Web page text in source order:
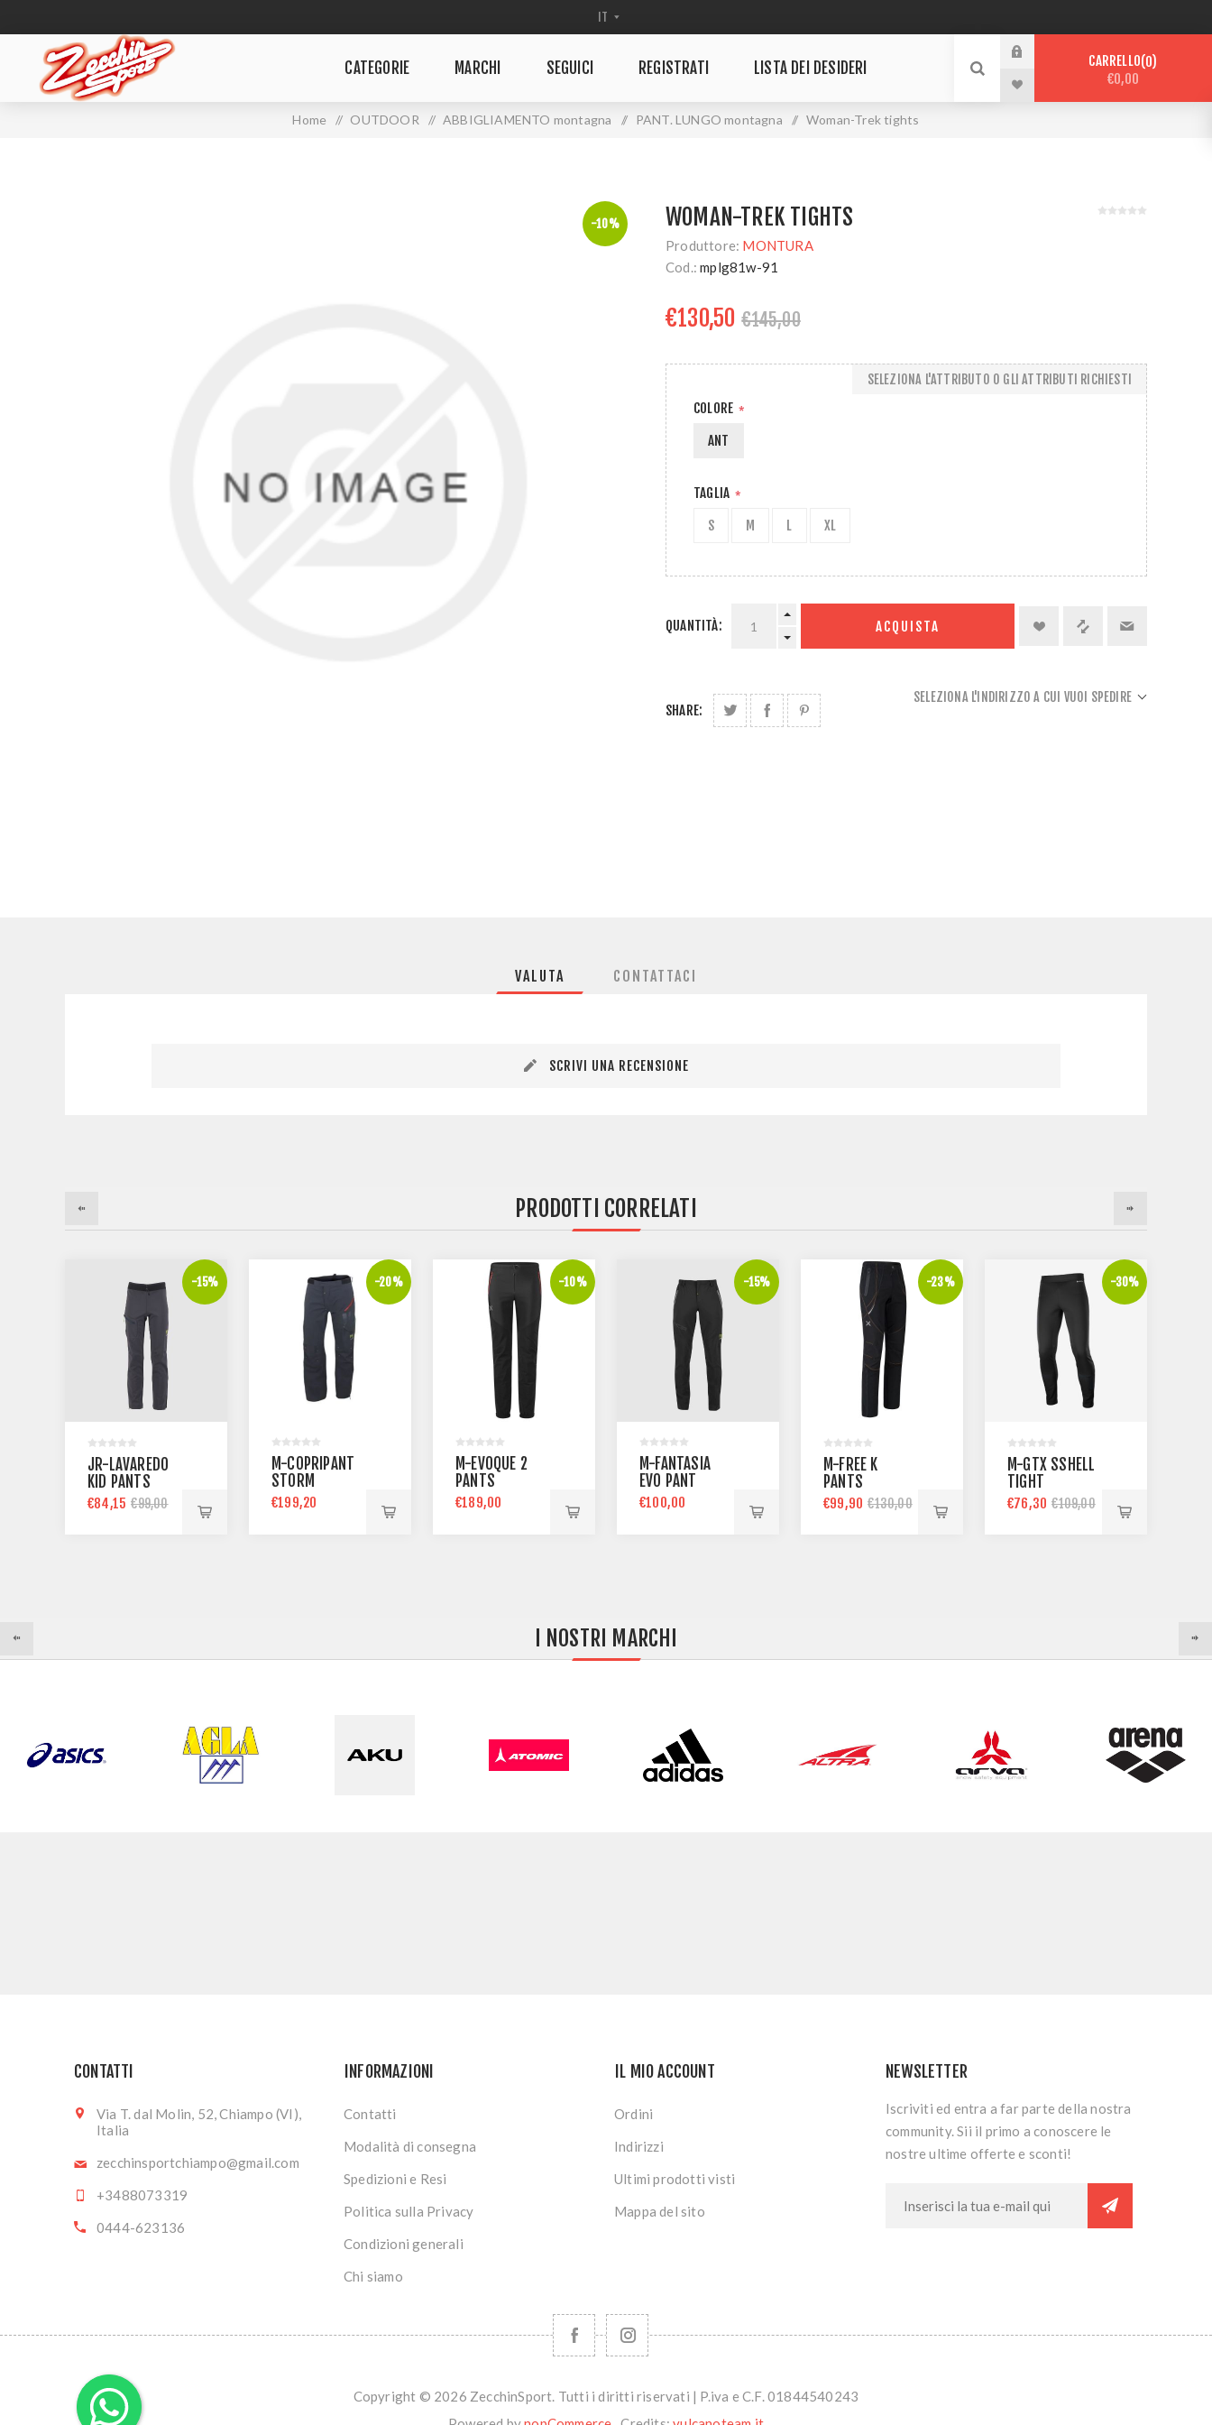
CATEGORIE MARCHI SEGUICI REGISTRATI LISTA DEI DESIDERI CARRELLO 0
€0,00
Home / OUTDOOR / ABBIGLIAMENTO montagna / PANT. LUNGO montagna / Woman-Trek tights
-10% WOMAN-TREK TIGHTS
Produttore: MONTURA
Cod.: mplg81w-91
€130,50 €145,00
COLORE *
ANT
TAGLIA *
S M L XL
SELEZIONA L'ATTRIBUTO O GLI ATTRIBUTI RICHIESTI
QUANTITÀ: ACQUISTA
SHARE:
SELEZIONA L'INDIRIZZO A CUI VUOI SPEDIRE
VALUTA CONTATTACI
SCRIVI UNA RECENSIONE
PRODOTTI CORRELATI
-15%
JR-LAVAREDO
KID PANTS
€84,15 €99,00
-20%
M-COPRIPANT
STORM
€199,20
-10%
M-EVOQUE 2
PANTS
€189,00
-15%
M-FANTASIA
EVO PANT
€100,00
-23%
M-FREE K
PANTS
€99,90 €130,00
-30%
M-GTX SSHELL
TIGHT
€76,30 €109,00
I NOSTRI MARCHI
CONTATTI
Via T. dal Molin, 52, Chiampo (VI),
Italia
zecchinsportchiampo@gmail.com
+3488073319
0444-623136
INFORMAZIONI
Contatti
Modalità di consegna
Spedizioni e Resi
Politica sulla Privacy
Condizioni generali
Chi siamo
IL MIO ACCOUNT
Ordini
Indirizzi
Ultimi prodotti visti
Mappa del sito
NEWSLETTER
Iscriviti ed entra a far parte della nostra
community. Sii il primo a conoscere le
nostre ultime offerte e sconti!
Copyright © 2026 ZecchinSport. Tutti i diritti riservati | P.iva e C.F. 01844540243